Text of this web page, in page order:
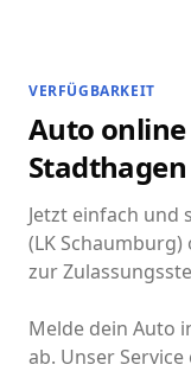
VERFÜGBARKEIT
Auto
Jetzt einfach und
(LK
zur
Melde dein Auto
ab. Unser